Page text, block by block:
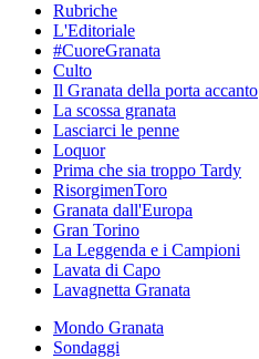
Rubriche
L'Editoriale
#CuoreGranata
Culto
Il Granata della porta accanto
La scossa granata
Lasciarci le penne
Loquor
Prima che sia troppo Tardy
RisorgimenToro
Granata dall'Europa
Gran Torino
La Leggenda e i Campioni
Lavata di Capo
Lavagnetta Granata
Mondo Granata
Sondaggi